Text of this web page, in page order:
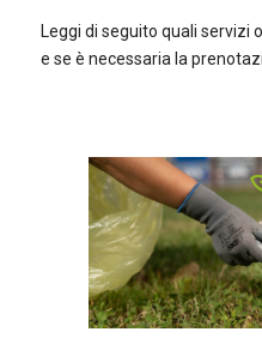
Leggi di seguito quali servizi
e se è necessaria la